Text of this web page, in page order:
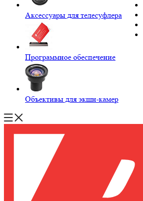
Аксессуары для телесуфлера
Программное обеспечение
Объективы для экшн-камер